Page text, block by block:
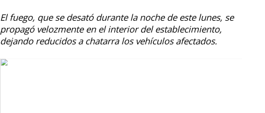
El fuego, que se desató durante la noche de este lunes, se
propagó velozmente en el interior del establecimiento,
dejando reducidos a chatarra los vehículos afectados.